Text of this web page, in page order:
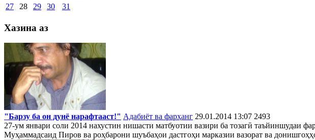
27
28 29 30 31
Хазина аз
"Барзу ба он дунё нарафтааст!" Адабиёт ва фарҳанг 29.01.2014 13:07 2493
27-ум январи соли 2014 нахустин нишасти матбуотии вазири ба тозагӣ
Муҳаммадсаид Пиров ва роҳбарони шуъбаҳои дастгоҳи марказии вазорат ва